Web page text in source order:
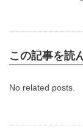
この記事を読
No related posts.